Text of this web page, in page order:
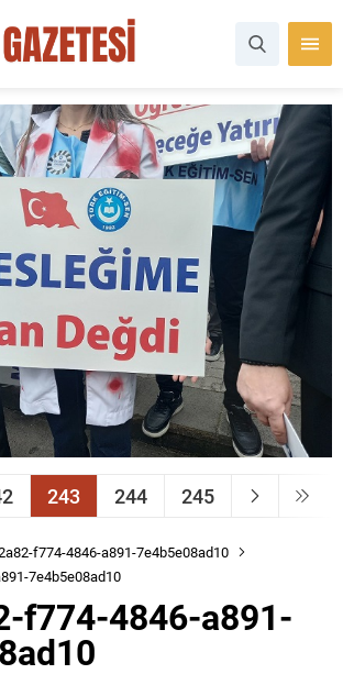
243 244 245
f774-4846-a891-7e4b5e08ad10
7e4b5e08ad10
f774-4846-a891-